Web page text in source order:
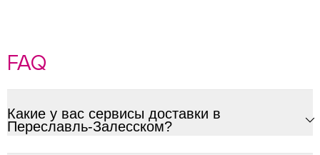
FAQ
Какие у вас сервисы доставки в
Переславль-Залесском?